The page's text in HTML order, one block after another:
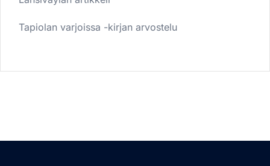
Tapiolan varjoissa -kirjan arvostelu